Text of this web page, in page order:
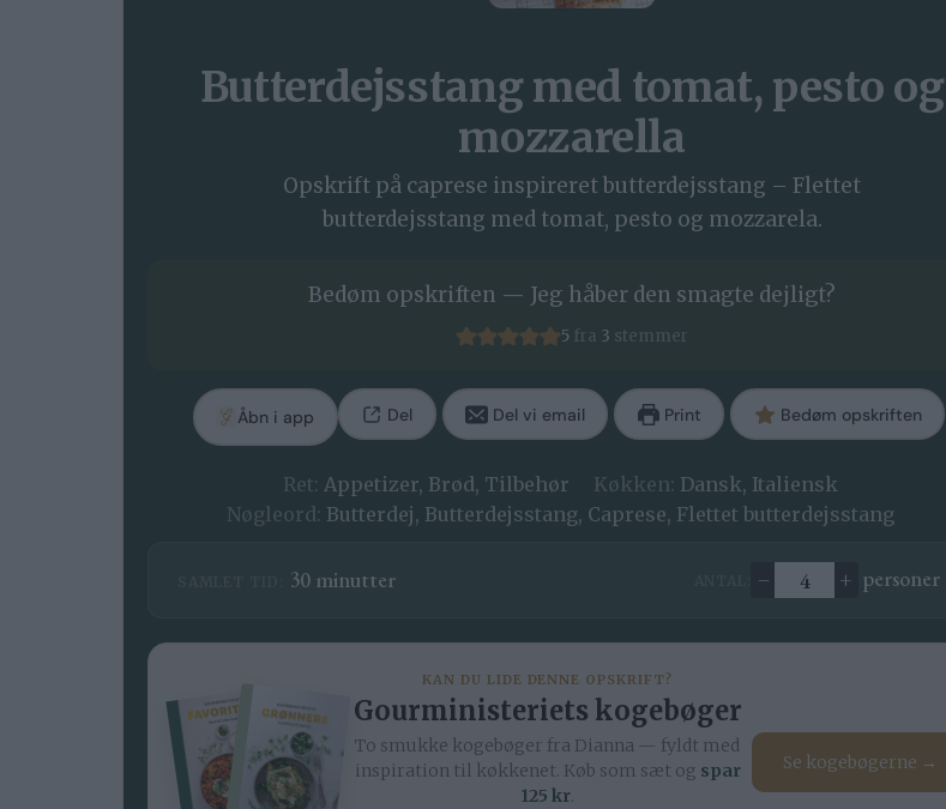
Butterdejsstang med tomat, pesto og
mozzarella
Opskrift på caprese inspireret butterdejsstang – Flettet
butterdejsstang med tomat, pesto og mozzarela.
Bedøm opskriften — Jeg håber den smagte dejligt?
5 fra 3 stemmer
Åbn i app Del Del vi email Print Bedøm opskriften
Ret:Appetizer, Brød, Tilbehør Køkken: Dansk, Italiensk
Nøgleord: Butterdej, Butterdejsstang, Caprese, Flettet butterdejsstang
30minutter
minutter
Ændre antal
– + personer
KAN DU LIDE DENNE OPSKRIFT?
Gourministeriets kogebøger
To smukke kogebøger fra Dianna — fyldt med
inspiration til køkkenet. Køb som sæt og spar
125 kr.
Se kogebøgerne →